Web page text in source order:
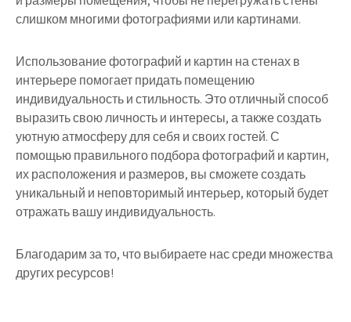
слишком многими фотографиями или картинами.
Использование фотографий и картин на стенах в
интерьере помогает придать помещению
индивидуальность и стильность. Это отличный способ
выразить свою личность и интересы, а также создать
уютную атмосферу для себя и своих гостей. С
помощью правильного подбора фотографий и картин,
их расположения и размеров, вы сможете создать
уникальный и неповторимый интерьер, который будет
отражать вашу индивидуальность.
Благодарим за то, что выбираете нас среди множества
других ресурсов!